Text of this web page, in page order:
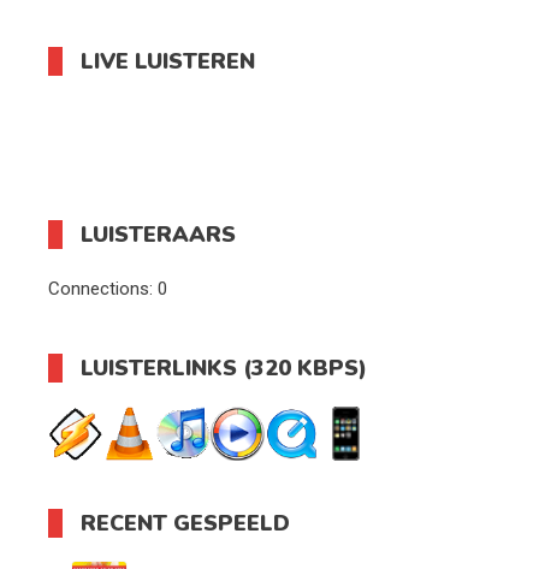
LIVE LUISTEREN
LUISTERAARS
Connections: 0
LUISTERLINKS (320 KBPS)
RECENT GESPEELD